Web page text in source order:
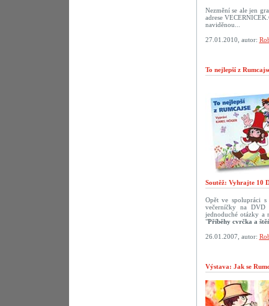
Nezmění se ale jen
adrese
naviděnou...
27.01.2010, autor:
To nejlepší z
Soutěž: Vyhrajte 10
Opět ve spolupráci
večerníčky na
jednoduché otázky a
"Příběhy cvrčka a
26.01.2007, autor:
Výstava: Jak se